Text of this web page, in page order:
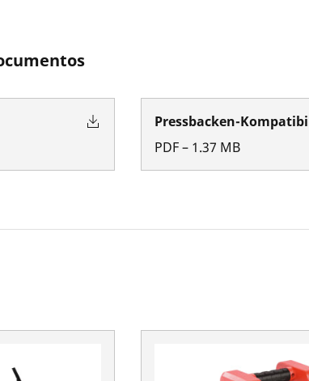
Pressbacken-
PDF– 1.37 MB